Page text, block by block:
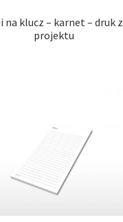
na klucz – karnet – druk z
projektu